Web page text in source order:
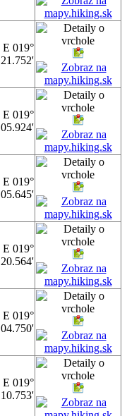
E 019°
21.752'
E 019°
05.924'
E 019°
05.645'
E 019°
20.564'
E 019°
04.750'
E 019°
10.753'